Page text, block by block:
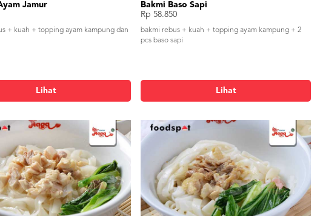
Jamur
+ kuah + topping ayam kampung dan
Lihat
Bakmi Baso Sapi
Rp 58.850
bakmi rebus + kuah + topping ayam kampung + 2
pcs baso sapi
Lihat